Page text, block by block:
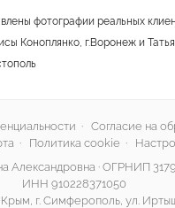
фотографии реальных
Коноплянко, г.Воронеж и
· Согласие на
· Политика cookie ·
Александровна · ОГРНИП
ИНН 910228371050
г. Симферополь, ул.